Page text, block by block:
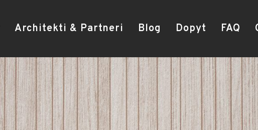
Architekti & Partneri Blog Dopyt FAQ